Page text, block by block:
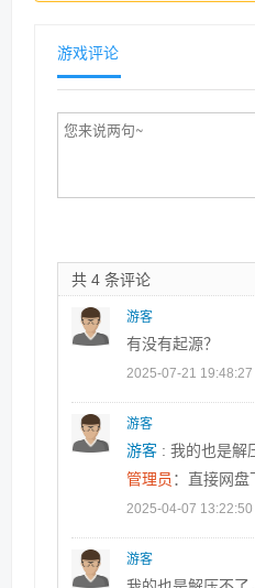
游戏评论
共 4 条评论
游客
有没有起源？
2025-07-21 19:48:27
游客
游客 : 我的也是解
管理员 ：直接网盘
2025-04-07 13:22:50
游客